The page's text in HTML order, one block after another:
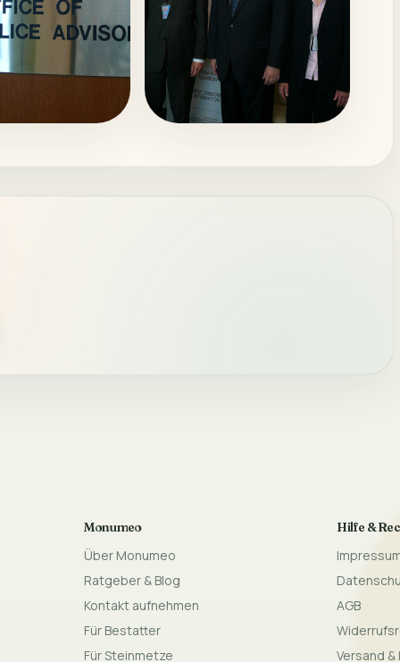
Monumeo
Über Monumeo
Ratgeber & Blog
Kontakt aufnehmen
Für Bestatter
Für Steinmetze
Hilfe &
AGB
Versand